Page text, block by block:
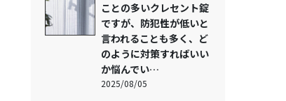
ことの多いクレセント錠
ですが、防犯性が低いと
言われることも多く、ど
のように対策すればいい
か悩んでい…
2025/08/05